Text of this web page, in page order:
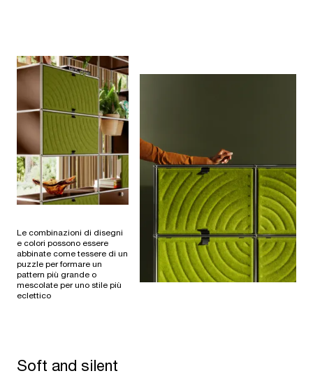
Le combinazioni di disegni
e colori possono essere
abbinate come tessere di un
puzzle per formare un
pattern più grande o
mescolate per uno stile più
eclettico
Soft and silent